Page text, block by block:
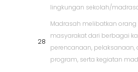
lingkungan sekolah/
28
Madrasah melibatkan
masyarakat dari berbagai
perencanaan,
program, serta kegiatan